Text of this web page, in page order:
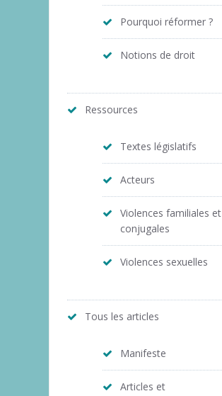
Pourquoi réformer ?
Notions de droit
Ressources
Textes législatifs
Acteurs
Violences familiales et
conjugales
Violences sexuelles
Tous les articles
Manifeste
Articles et